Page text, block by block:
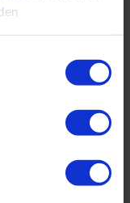
sind Themen,